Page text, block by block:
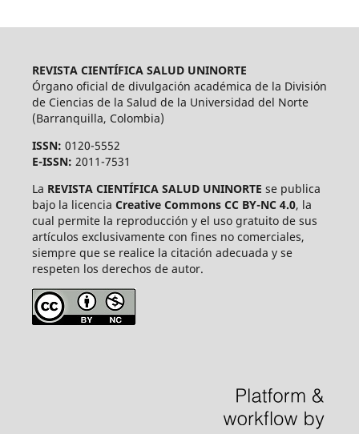
REVISTA CIENTÍFICA SALUD UNINORTE
Órgano oficial de divulgación académica de la División
de Ciencias de la Salud de la Universidad del Norte
(Barranquilla, Colombia)
ISSN: 0120-5552
E-ISSN: 2011-7531
La REVISTA CIENTÍFICA SALUD UNINORTE se publica
bajo la licencia Creative Commons CC BY-NC 4.0, la
cual permite la reproducción y el uso gratuito de sus
artículos exclusivamente con fines no comerciales,
siempre que se realice la citación adecuada y se
respeten los derechos de autor.